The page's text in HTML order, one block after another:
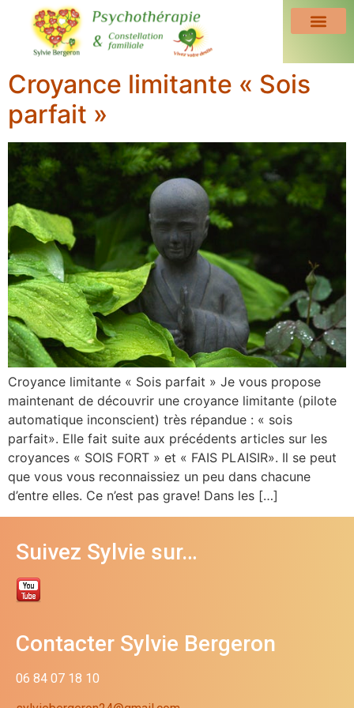
Croyance limitante « Sois
parfait »
Croyance limitante « Sois parfait » Je vous propose
maintenant de découvrir une croyance limitante (pilote
automatique inconscient) très répandue : « sois
parfait». Elle fait suite aux précédents articles sur les
croyances « SOIS FORT » et « FAIS PLAISIR». Il se peut
que vous vous reconnaissiez un peu dans chacune
d’entre elles. Ce n’est pas grave! Dans les […]
Suivez Sylvie sur…
Contacter Sylvie Bergeron
06 84 07 18 10